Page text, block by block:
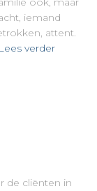
iemand
attent.
Lees verder
de cliënten in